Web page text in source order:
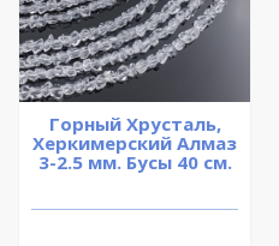
Горный Хрусталь,
Херкимерский Алмаз
3-2.5 мм. Бусы 40 см.